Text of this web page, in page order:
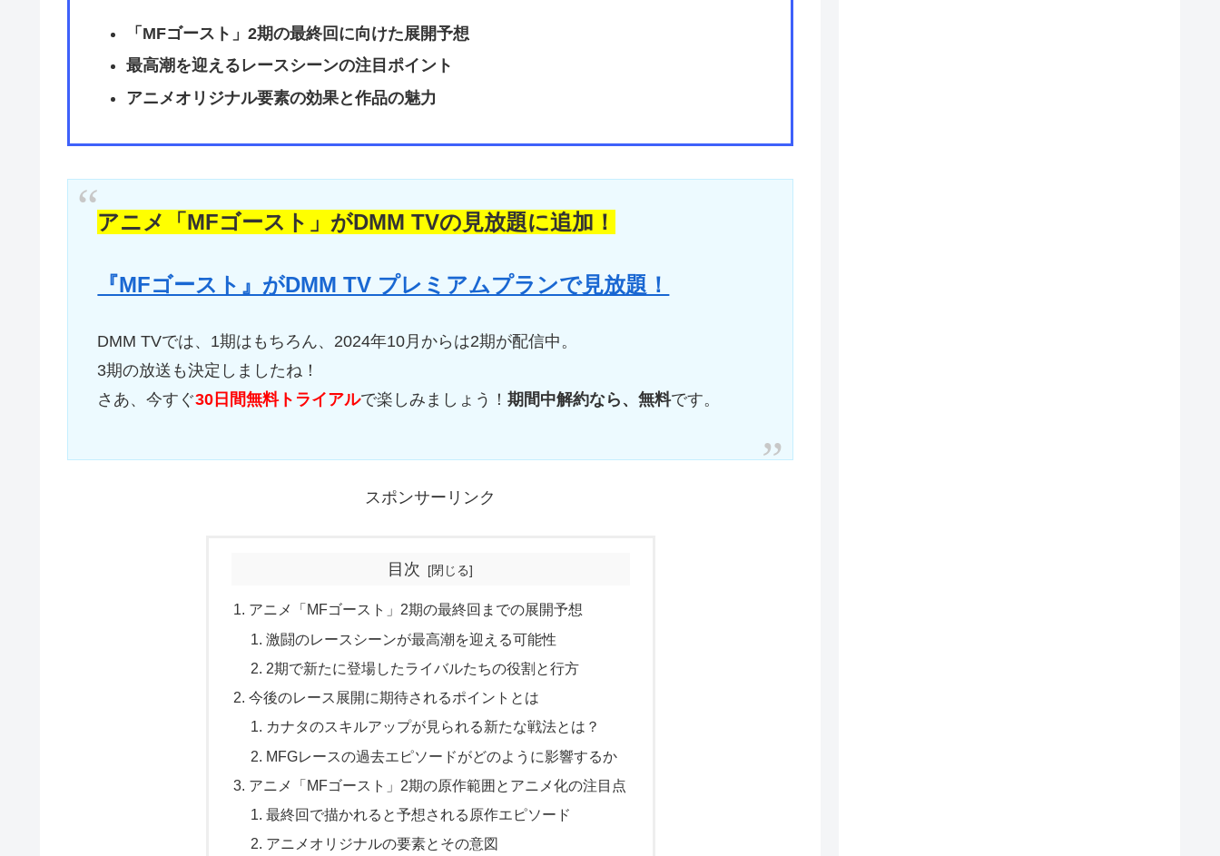
「MFゴースト」2期の最終回に向けた展開予想
最高潮を迎えるレースシーンの注目ポイント
アニメオリジナル要素の効果と作品の魅力
アニメ「MFゴースト」がDMM TVの見放題に追加！
『MFゴースト』がDMM TV プレミアムプランで見放題！
DMM TVでは、1期はもちろん、2024年10月からは2期が配信中。
3期の放送も決定しましたね！
さあ、今すぐ30日間無料トライアルで楽しみましょう！期間中解約なら、無料です。
スポンサーリンク
目次
アニメ「MFゴースト」2期の最終回までの展開予想
激闘のレースシーンが最高潮を迎える可能性
2期で新たに登場したライバルたちの役割と行方
今後のレース展開に期待されるポイントとは
カナタのスキルアップが見られる新たな戦法とは？
MFGレースの過去エピソードがどのように影響するか
アニメ「MFゴースト」2期の原作範囲とアニメ化の注目点
最終回で描かれると予想される原作エピソード
アニメオリジナルの要素とその意図